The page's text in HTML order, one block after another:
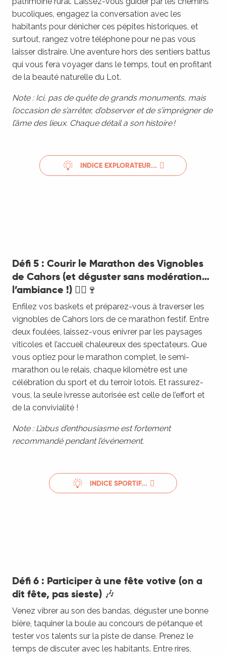
bucoliques, engagez la conversation avec les
habitants pour dénicher ces pépites historiques, et
surtout, rangez votre téléphone pour ne pas vous
laisser distraire. Une aventure hors des sentiers battus
qui vous fera voyager dans le temps, tout en profitant
de la beauté naturelle du Lot.
Note : Ici, pas de quête de grands monuments, mais
l’occasion de s’arrêter, d’observer et de s’imprégner de
l’âme des lieux. Chaque détail a son histoire !
INDICE EXPLORATEUR...
Défi 5 : Courir le Marathon des Vignobles
de Cahors (et déguster sans modération…
l’ambiance !) 🏃‍♂️🍷
Enfilez vos baskets et préparez-vous à traverser les
vignobles de Cahors lors de ce marathon festif. Entre
deux foulées, laissez-vous enivrer par les paysages
viticoles et l’accueil chaleureux des spectateurs. Que
vous optiez pour le marathon complet, le semi-
marathon ou le relais, chaque kilomètre est une
célébration du sport et du terroir lotois. Et rassurez-
vous, la seule ivresse autorisée est celle de l’effort et
de la convivialité !
Note : L’abus d’enthousiasme est fortement
recommandé pendant l’événement.
INDICE SPORTIF...
Défi 6 : Participer à une fête votive (on a
dit fête, pas sieste) 🎶
Venez vibrer au son des bandas, déguster une bonne
bière, taquiner la boule au concours de pétanque et
tester vos talents sur la piste de danse. Prenez le
temps de discuter avec les habitants. Entre rires,